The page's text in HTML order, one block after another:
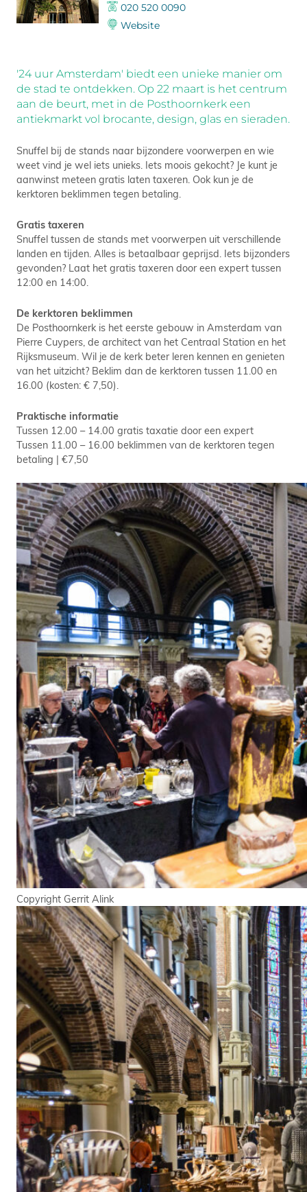
020 520 0090
Website
'24 uur Amsterdam' biedt een unieke manier om
de stad te ontdekken. Op 22 maart is het centrum
aan de beurt, met in de Posthoornkerk een
antiekmarkt vol brocante, design, glas en sieraden.
Snuffel bij de stands naar bijzondere voorwerpen en wie
weet vind je wel iets unieks. Iets moois gekocht? Je kunt je
aanwinst meteen gratis laten taxeren. Ook kun je de
kerktoren beklimmen tegen betaling.
Gratis taxeren
Snuffel tussen de stands met voorwerpen uit verschillende
landen en tijden. Alles is betaalbaar geprijsd. Iets bijzonders
gevonden? Laat het gratis taxeren door een expert tussen
12:00 en 14:00.
De kerktoren beklimmen
De Posthoornkerk is het eerste gebouw in Amsterdam van
Pierre Cuypers, de architect van het Centraal Station en het
Rijksmuseum. Wil je de kerk beter leren kennen en genieten
van het uitzicht? Beklim dan de kerktoren tussen 11.00 en
16.00 (kosten: € 7,50).
Praktische informatie
Tussen 12.00 – 14.00 gratis taxatie door een expert
Tussen 11.00 – 16.00 beklimmen van de kerktoren tegen
betaling | €7,50
Copyright Gerrit Alink